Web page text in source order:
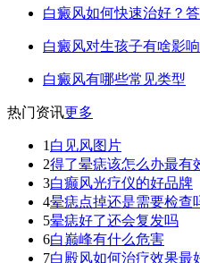
白癜风如何快速治好？答
白癜风对生孩子有啥影响
白癜风有哪些常见类型
热门资讯更多
1 白见风图片
2得了晕痣该怎么办最有
3白癫风光疗仪的好品牌
4晕痣点掉还是需要检查
5晕痣好了还会复发吗
6白巅峰有什么危害
7白殿风如何治疗效果最